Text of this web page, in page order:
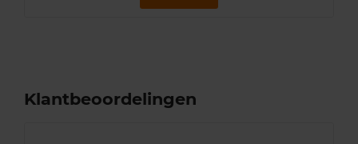
Klantbeoordelingen